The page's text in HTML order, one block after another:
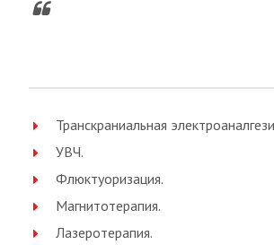
Транскраниальная
УВЧ.
Флюктуоризация.
Магнитотерапия.
Лазеротерапия.